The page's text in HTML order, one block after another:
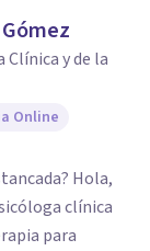
y de la
Online
Hola,
clínica
para